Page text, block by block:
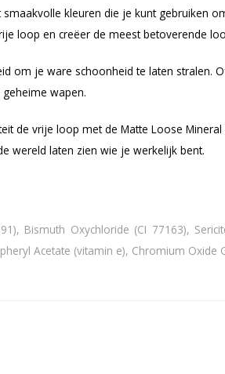
kleuren die je kunt gebruiken
loop en creëer de meest betoverende
om je ware schoonheid te laten
wapen.
de vrije loop met de Matte Loose
wereld laten zien wie je werkelijk bent.
Bismuth Oxychloride (CI 77163),
Acetate (vitamin e), Chromium Oxide